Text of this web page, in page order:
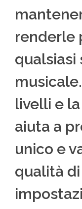
renderle
qualsiasi
livelli e
aiuta a
unico e
qualità